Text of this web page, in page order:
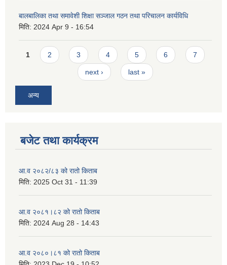
बालबालिका तथा समावेशी शिक्षा सञ्जाल गठन तथा परिचालन कार्यविधि
मिति: 2024 Apr 9 - 16:54
Pages
1 2 3 4 5 6 7
next › last »
अन्य
बजेट तथा कार्यक्रम
आ.व २०८२/८३ को रातो किताब
मिति: 2025 Oct 31 - 11:39
आ.व २०८१।८२ को रातो किताब
मिति: 2024 Aug 28 - 14:43
आ.व २०८०।८१ को रातो किताब